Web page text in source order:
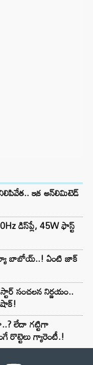
ఇక అన్‌లిమిటెడ్
డిస్‌ప్లే, 45W ఫాస్ట్
బాబోయ్..! ఏంటి జాక్
సంచలన నిర్ణయం..
షాక్!
లేదా గట్టిగా
రొట్టెలు గ్యారెంటీ.!